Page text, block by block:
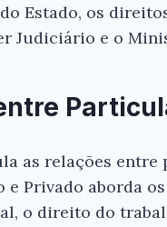
Estado, os
Judiciário e o
as relações entre
Privado aborda
o direito do